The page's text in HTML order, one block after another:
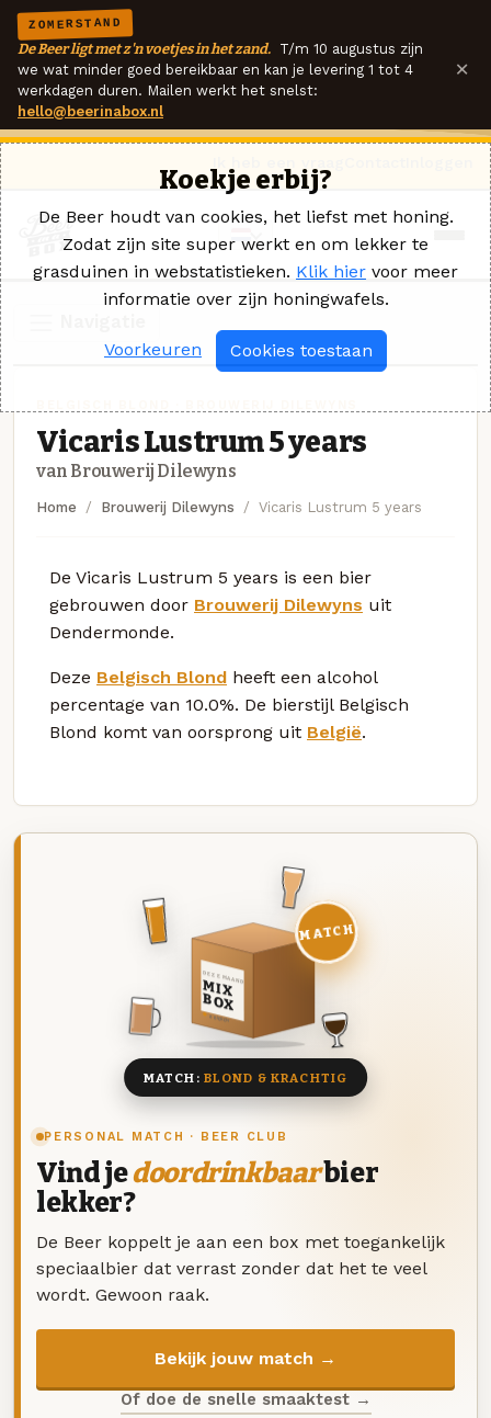
ZOMERSTAND
De Beer ligt met z'n voetjes in het zand. T/m 10 augustus zijn
we wat minder goed bereikbaar en kan je levering 1 tot 4
werkdagen duren. Mailen werkt het snelst:
hello@beerinabox.nl
×
Vicaris Lustrum 5 years
van Brouwerij Dilewyns
Home Brouwerij Dilewyns Vicaris Lustrum 5 years
De Vicaris Lustrum 5 years is een bier
gebrouwen door Brouwerij Dilewyns uit
Dendermonde.
Deze Belgisch Blond heeft een alcohol
percentage van 10.0%. De bierstijl Belgisch
Blond komt van oorsprong uit België.
PERSONAL MATCH · BEER CLUB
Vind jedoordrinkbaarbier
lekker?
De Beer koppelt je aan een box met toegankelijk
speciaalbier dat verrast zonder dat het te veel
wordt. Gewoon raak.
Bekijk jouw match →
Of doe de snelle smaaktest →
DEZE MAAND
MIX
BOX
8 BIEREN
MATCH
MATCH: BLOND & KRACHTIG
Koekje erbij?
De Beer houdt van cookies, het liefst met honing.
Zodat zijn site super werkt en om lekker te
grasduinen in webstatistieken. Klik hier voor meer
informatie over zijn honingwafels.
Voorkeuren Cookies toestaan